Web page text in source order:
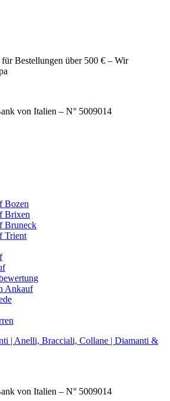
Bestellungen über 500 € – Wir
von Italien – N° 5009014
Bozen
Brixen
Bruneck
Trient
Ankauf
| Anelli, Bracciali, Collane | Diamanti &
von Italien – N° 5009014